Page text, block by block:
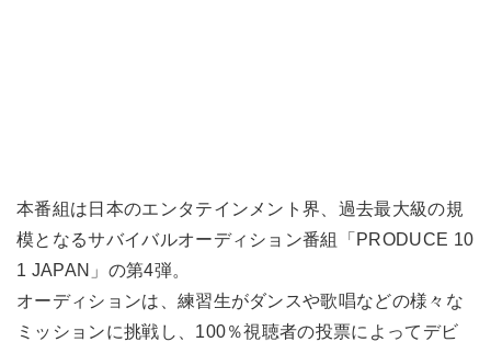
本番組は日本のエンタテインメント界、過去最大級の規
模となるサバイバルオーディション番組「PRODUCE 10
1 JAPAN」の第4弾。
オーディションは、練習生がダンスや歌唱などの様々な
ミッションに挑戦し、100％視聴者の投票によってデビ